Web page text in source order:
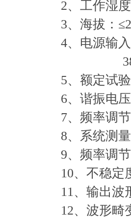
2、工作湿
3、海拔：
4、电源输
5、额定试
6、谐振电
7、频率调
8、系统测
9、频率调
10、不稳定
11、输出波
12、波形畸